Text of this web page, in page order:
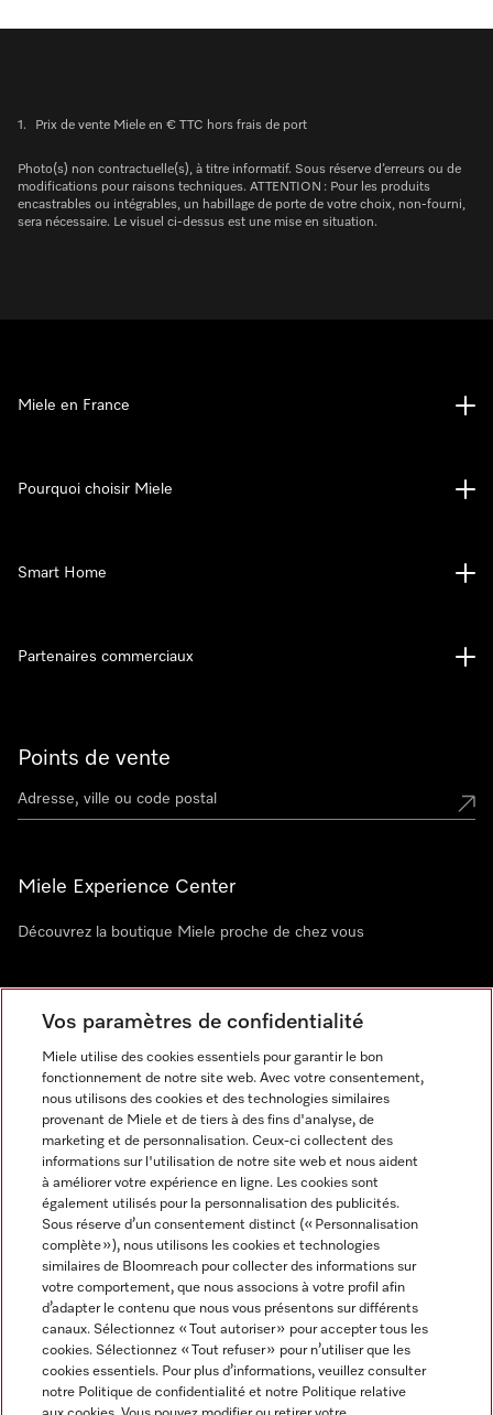
1. Prix de vente Miele en € TTC hors frais de port
Photo(s) non contractuelle(s), à titre informatif. Sous réserve d’erreurs ou de
modifications pour raisons techniques. ATTENTION : Pour les produits
encastrables ou intégrables, un habillage de porte de votre choix, non-fourni,
sera nécessaire. Le visuel ci-dessus est une mise en situation.
Points de vente
Miele Experience Center
Découvrez la boutique Miele proche de chez vous
Newsletter
Miele en France
Pourquoi choisir Miele
Smart Home
Partenaires commerciaux
Mentions légales
CGV
Protection des données
Miele sur Instagram
Miele sur Facebook
Miele sur Youtube
Vos paramètres de confidentialité
Miele utilise des cookies essentiels pour garantir le bon
fonctionnement de notre site web. Avec votre consentement,
nous utilisons des cookies et des technologies similaires
provenant de Miele et de tiers à des fins d'analyse, de
marketing et de personnalisation. Ceux-ci collectent des
informations sur l'utilisation de notre site web et nous aident
à améliorer votre expérience en ligne. Les cookies sont
également utilisés pour la personnalisation des publicités.
Sous réserve d’un consentement distinct (« Personnalisation
complète »), nous utilisons les cookies et technologies
similaires de Bloomreach pour collecter des informations sur
votre comportement, que nous associons à votre profil afin
d’adapter le contenu que nous vous présentons sur différents
canaux. Sélectionnez « Tout autoriser » pour accepter tous les
cookies. Sélectionnez « Tout refuser » pour n’utiliser que les
cookies essentiels. Pour plus d’informations, veuillez consulter
notre Politique de confidentialité et notre Politique relative